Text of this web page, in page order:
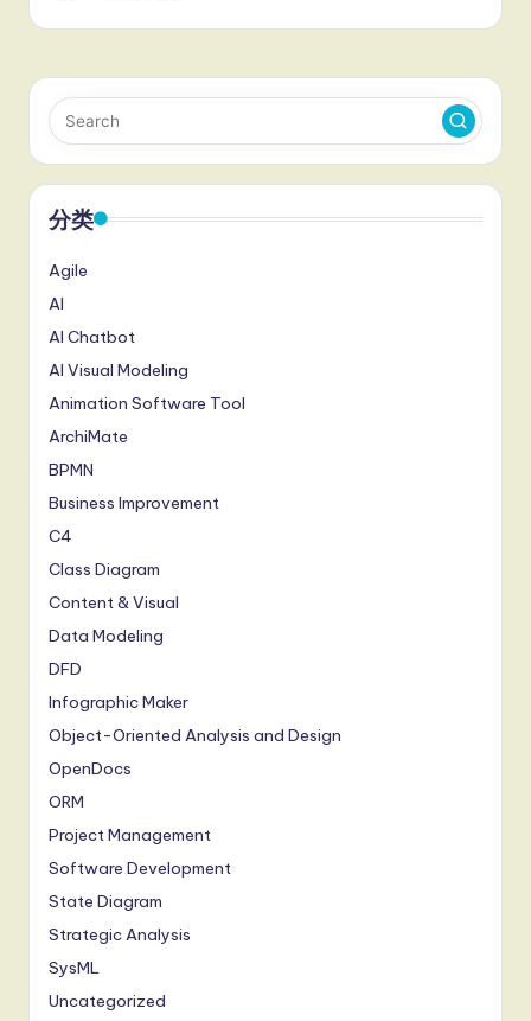
分类
Agile
AI
AI Chatbot
AI Visual Modeling
Animation Software Tool
ArchiMate
BPMN
Business Improvement
C4
Class Diagram
Content & Visual
Data Modeling
DFD
Infographic Maker
Object-Oriented Analysis and Design
OpenDocs
ORM
Project Management
Software Development
State Diagram
Strategic Analysis
SysML
Uncategorized